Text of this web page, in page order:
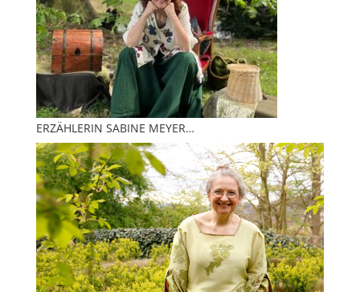
ERZÄHLERIN SABINE MEYER…